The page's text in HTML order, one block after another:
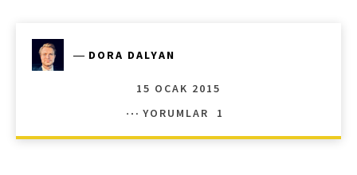
― DORA DALYAN
15 OCAK 2015
YORUMLAR
1